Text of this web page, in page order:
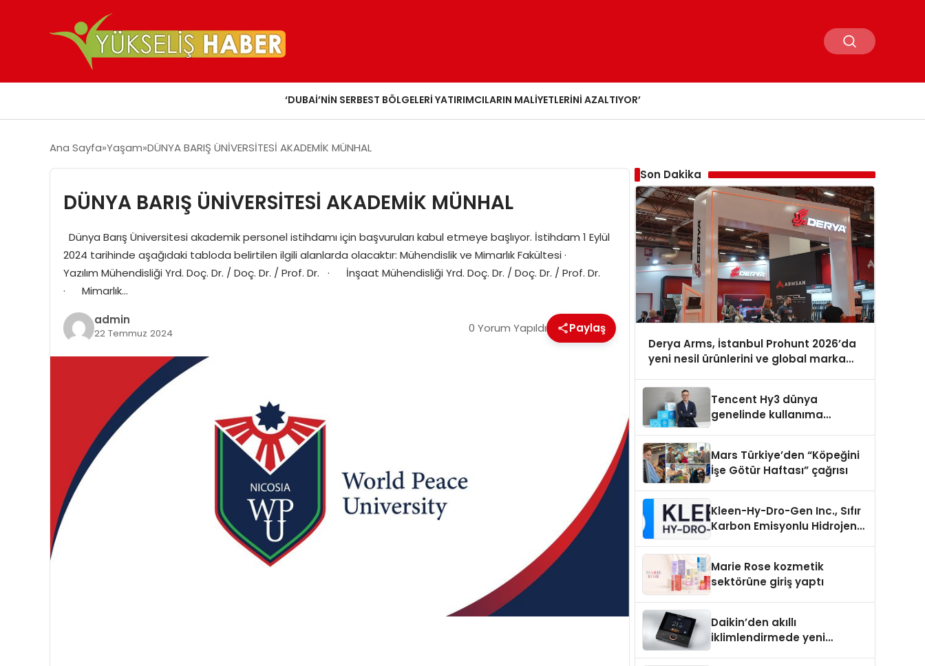
‘DUBAI’NIN SERBEST BÖLGELERI YATIRIMCILARIN MALIYETLERINI AZALTIYOR’
Ana Sayfa Yaşam DÜNYA BARIŞ ÜNİVERSİTESİ AKADEMİK MÜNHAL
DÜNYA BARIŞ ÜNİVERSİTESİ AKADEMİK MÜNHAL
Dünya Barış Üniversitesi akademik personel istihdamı için başvuruları kabul etmeye başlıyor. İstihdam 1 Eylül
2024 tarihinde aşağıdaki tabloda belirtilen ilgili alanlarda olacaktır: Mühendislik ve Mimarlık Fakültesi ·
Yazılım Mühendisliği Yrd. Doç. Dr. / Doç. Dr. / Prof. Dr. · İnşaat Mühendisliği Yrd. Doç. Dr. / Doç. Dr. / Prof. Dr.
· Mimarlık…
admin
22 Temmuz 2024 0 Yorum Yapıldı Paylaş
Son Dakika
Derya Arms, İstanbul Prohunt 2026’da
yeni nesil ürünlerini ve global marka
Tencent Hy3 dünya
genelinde kullanıma
Mars Türkiye’den “Köpeğini
İşe Götür Haftası” çağrısı
Kleen-Hy-Dro-Gen Inc., Sıfır
Karbon Emisyonlu Hidrojen
Aldı
Marie Rose kozmetik
sektörüne giriş yaptı
Daikin’den akıllı
iklimlendirmede yeni